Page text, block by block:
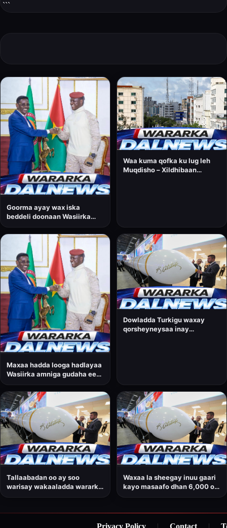
```
Goorma ayay wax iska
beddeli doonaan Wasiirka
amniga gudaha ee Dowladda
Federaalka Soomaaliya,
Cabdullaahi Sheekh
Ismaaciil?
Waa kuma qofka ku lug leh
Muqdisho – Xildhibaan
Maxaa hadda looga hadlayaa
Wasiirka amniga gudaha ee
Soomaaliya, Cabdullaahi
Sheekh Ismaaciil?
Dowladda Turkigu waxay
qorsheyneysaa inay
Tallaabadan oo ay soo
warisay wakaaladda wararka
goostay sidii ay u
horumarineysay awooddeeda
Waxaa la sheegay inuu gaari
kayo masaafo dhan 6,000 oo